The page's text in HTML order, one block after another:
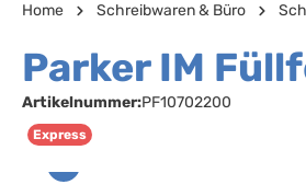
Home Schreibwaren & Büro
Parker IM
Artikelnummer:PF10702200
Express
Bildergalerie überspringen